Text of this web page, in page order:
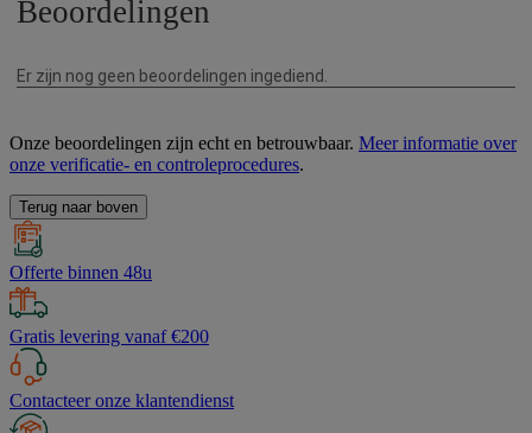
Onze beoordelingen zijn echt en betrouwbaar. Meer informatie over
onze verificatie- en controleprocedures.
Terug naar boven
Offerte binnen 48u
Gratis levering vanaf €200
Contacteer onze klantendienst